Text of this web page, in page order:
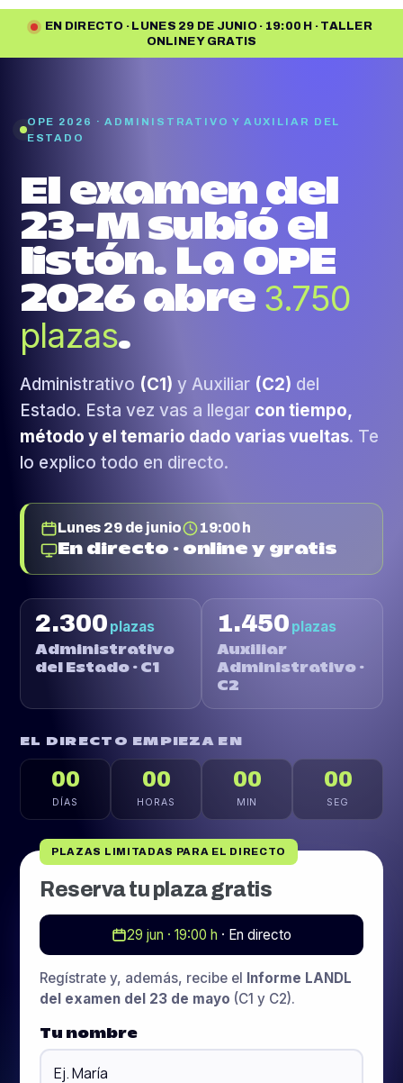
EN DIRECTO · LUNES 29 DE JUNIO · 19:00 H · TALLER
ONLINE Y GRATIS
OPE 2026 · ADMINISTRATIVO Y AUXILIAR DEL
ESTADO
El examen del
23-M subió el
listón. La OPE
2026 abre 3.750
plazas.
Administrativo (C1) y Auxiliar (C2) del
Estado. Esta vez vas a llegar con tiempo,
método y el temario dado varias vueltas. Te
lo explico todo en directo.
Lunes 29 de junio 19:00 h
En directo · online y gratis
2.300 plazas
Administrativo
del Estado · C1
1.450 plazas
Auxiliar
Administrativo ·
C2
EL DIRECTO EMPIEZA EN
00
DÍAS
00
HORAS
00
MIN
00
SEG
PLAZAS LIMITADAS PARA EL DIRECTO
Reserva tu plaza gratis
29 jun · 19:00 h · En directo
Regístrate y, además, recibe el Informe LANDL
del examen del 23 de mayo (C1 y C2).
Tu nombre